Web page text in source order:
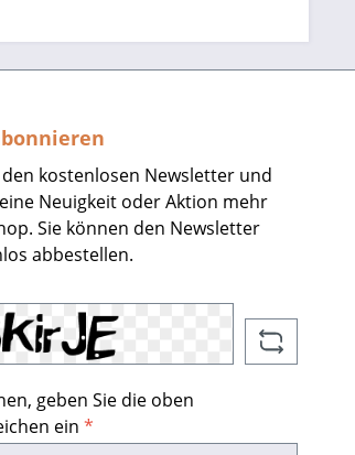
kostenlosen Newsletter und
Neuigkeit oder Aktion mehr
Sie können den Newsletter
abbestellen.
geben Sie die oben
ein*